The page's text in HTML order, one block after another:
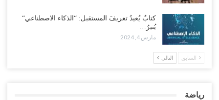
كتابٌ يُعيدُ تعريفَ المستقبل: “الذكاء الاصطناعي“
يُنيرُ…
مارس 4, 2024
السابق التالي
رياضة